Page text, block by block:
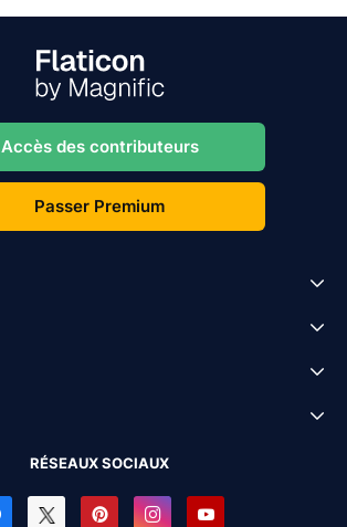
Accès des contributeurs
Passer Premium
RÉSEAUX SOCIAUX